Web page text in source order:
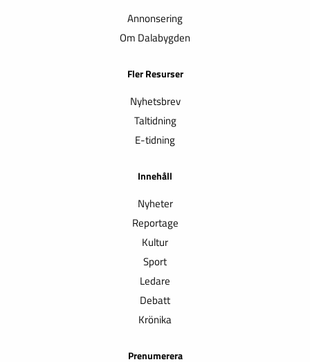
Annonsering
Om Dalabygden
Fler Resurser
Nyhetsbrev
Taltidning
E-tidning
Innehåll
Nyheter
Reportage
Kultur
Sport
Ledare
Debatt
Krönika
Prenumerera